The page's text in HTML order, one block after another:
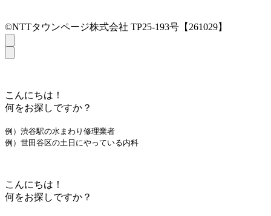
©NTTタウンページ株式会社 TP25-193号【261029】
こんにちは！
何をお探しですか？
例）渋谷駅の水まわり修理業者
例）世田谷区の土日にやっている内科
こんにちは！
何をお探しですか？